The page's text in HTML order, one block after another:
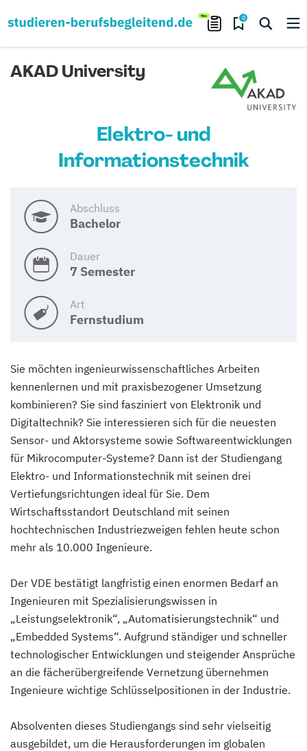
0
AKAD University
Elektro- und
Informationstechnik
Abschluss
Bachelor
Dauer
7 Semester
Art
Fernstudium
Sie möchten ingenieurwissenschaftliches Arbeiten
kennenlernen und mit praxisbezogener Umsetzung
kombinieren? Sie sind fasziniert von Elektronik und
Digitaltechnik? Sie interessieren sich für die neuesten
Sensor- und Aktorsysteme sowie Softwareentwicklungen
für Mikrocomputer-Systeme? Dann ist der Studiengang
Elektro- und Informationstechnik mit seinen drei
Vertiefungsrichtungen ideal für Sie. Dem
Wirtschaftsstandort Deutschland mit seinen
hochtechnischen Industriezweigen fehlen heute schon
mehr als 10.000 Ingenieure.
Der VDE bestätigt langfristig einen enormen Bedarf an
Ingenieuren mit Spezialisierungswissen in
„Leistungselektronik“, „Automatisierungstechnik“ und
„Embedded Systems“. Aufgrund ständiger und schneller
technologischer Entwicklungen und steigender Ansprüche
an die fächerübergreifende Vernetzung übernehmen
Ingenieure wichtige Schlüsselpositionen in der Industrie.
Absolventen dieses Studiengangs sind sehr vielseitig
ausgebildet, um die Herausforderungen im globalen